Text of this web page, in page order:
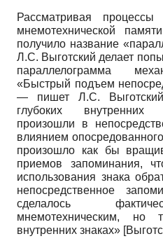
Рассматривая
мнемотехнической
получило название
Л.С. Выготский делает
параллелограмма
«Быстрый подъем
— пишет Л.С.
глубоких внутренних
произошли в
влиянием
произошло как бы
приемов запоминания,
использования знака
непосредственное
сделалось
мнемотехническим, но
внутренних знаках» [